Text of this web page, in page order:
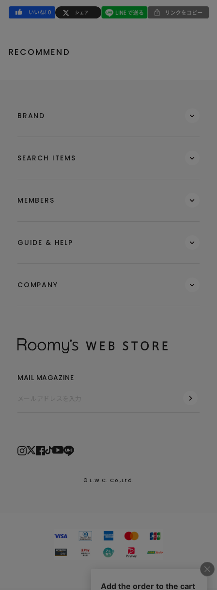
RECOMMEND
BRAND
SEARCH ITEMS
MEMBERS
GUIDE & HELP
COMPANY
MAIL MAGAZINE
© L.W.C. Co.,Ltd.